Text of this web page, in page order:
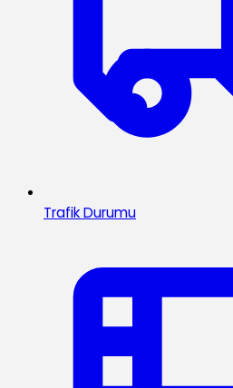
Trafik Durumu